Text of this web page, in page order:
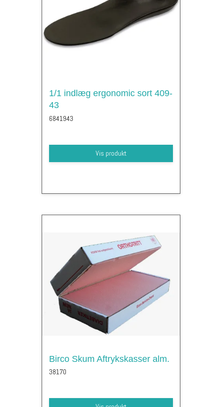
1/1 indlæg ergonomic sort 409-
43
6841943
Vis produkt
Birco Skum Aftrykskasser alm.
38170